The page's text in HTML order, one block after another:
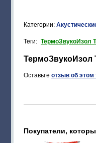
Категории:
Теги: ТермоЗвукоИзол
ТермоЗвукоИзол
Оставьте отзыв об этом
Покупатели,